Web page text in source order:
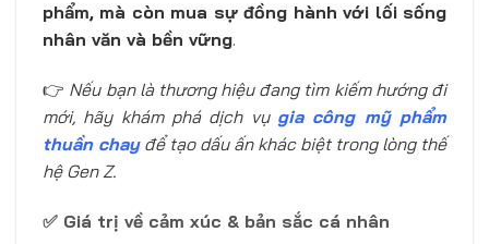
phẩm, mà còn mua sự đồng hành với lối sống
nhân văn và bền vững.
👉 Nếu bạn là thương hiệu đang tìm kiếm hướng đi
mới, hãy khám phá dịch vụ gia công mỹ phẩm
thuần chayđể tạo dấu ấn khác biệt trong lòng thế
hệ Gen Z.
✅ Giá trị về cảm xúc & bản sắc cá nhân